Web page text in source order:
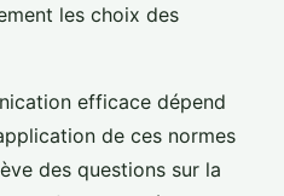
les choix des
efficace dépend
de ces normes
des questions sur la